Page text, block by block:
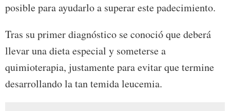
posible para ayudarlo a superar este padecimiento.
Tras su primer diagnóstico se conoció que deberá
llevar una dieta especial y someterse a
quimioterapia, justamente para evitar que termine
desarrollando la tan temida leucemia.